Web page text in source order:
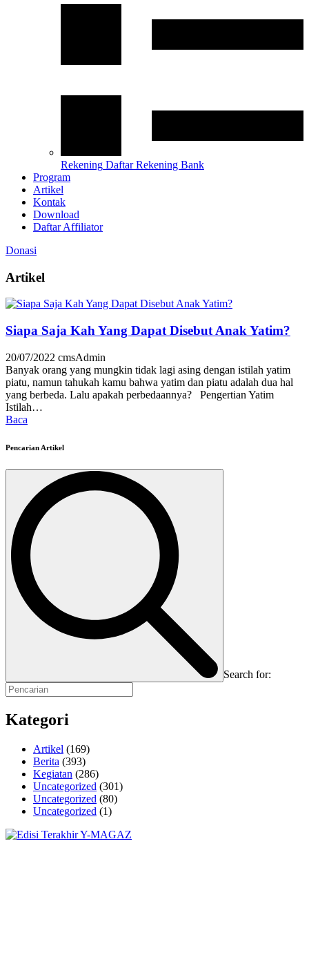
Rekening Daftar Rekening Bank
Program
Artikel
Kontak
Download
Daftar Affiliator
Donasi
Artikel
Siapa Saja Kah Yang Dapat Disebut Anak Yatim?
20/07/2022 cmsAdmin
Banyak orang yang mungkin tidak lagi asing dengan istilah yatim
piatu, namun tahukah kamu bahwa yatim dan piatu adalah dua hal
yang berbeda. Lalu apakah perbedaannya? Pengertian Yatim
Istilah…
Baca
Pencarian Artikel
Search for:
Kategori
Artikel (169)
Berita (393)
Kegiatan (286)
Uncategorized (301)
Uncategorized (80)
Uncategorized (1)